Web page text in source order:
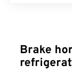
Brake